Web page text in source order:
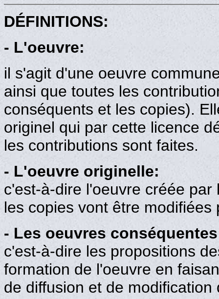
DÉFINITIONS:
- L'oeuvre:
il s'agit d'une oeuvre
ainsi que toutes les
conséquents et les copies).
originel qui par cette licence
les contributions sont faites.
- L'oeuvre originelle:
c'est-à-dire l'oeuvre créée
les copies vont être modifiées
- Les oeuvres
c'est-à-dire les propositions
formation de l'oeuvre en
de diffusion et de